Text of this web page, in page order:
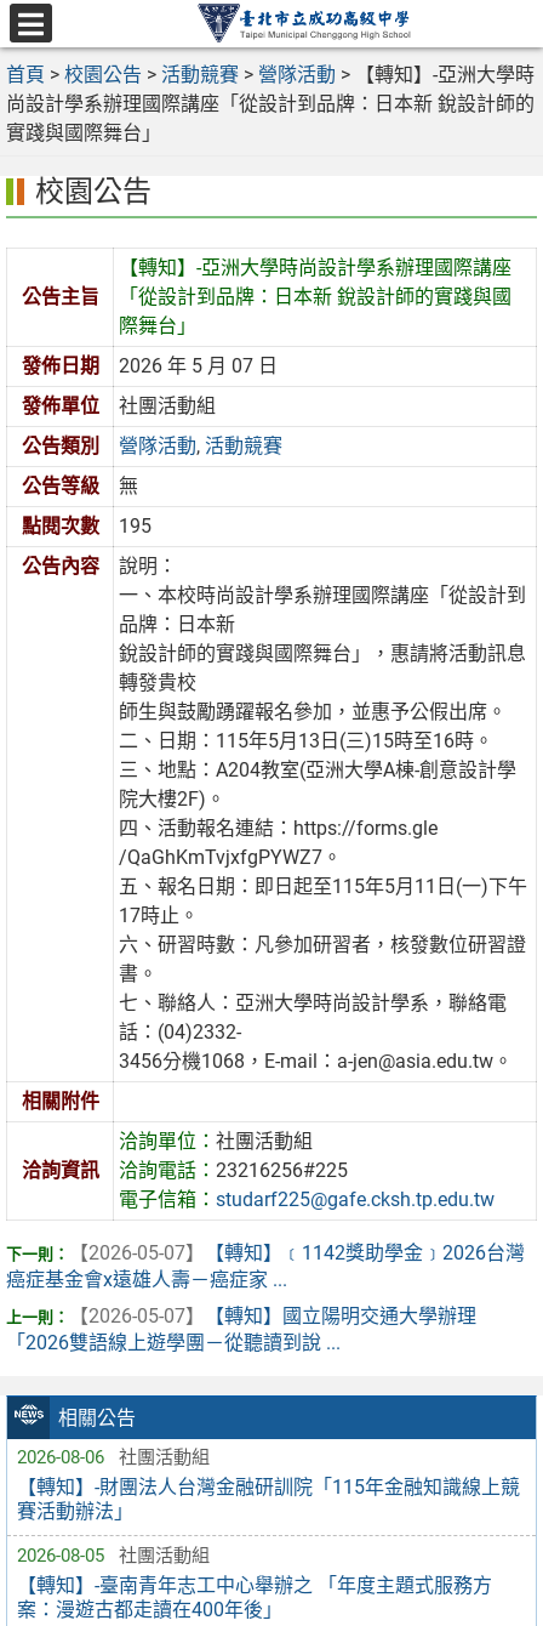
跳
至
主
要
內
選
單
首頁 > 校園公告 > 活動競賽 > 營隊活動 >
【轉知】-亞洲大學時
尚設計學系辦理國際講座「從設計到品牌：日本新 銳設計師的
實踐與國際舞台」
相關公告
2026-08-06 社團活動組
【轉知】-財團法人台灣金融研訓院「115年金融知識線上競
賽活動辦法」
2026-08-05 社團活動組
【轉知】-臺南青年志工中心舉辦之 「年度主題式服務方
案：漫遊古都走讀在400年後」
校園公告
公告主旨
【轉知】-亞洲大學時尚設計學系辦理國際講座
「從設計到品牌：日本新 銳設計師的實踐與國
際舞台」
發佈日期
2026 年 5 月 07 日
發佈單位
社團活動組
公告類別
營隊活動,活動競賽
公告等級
無
點閱次數
195
公告內容
說明：
一、本校時尚設計學系辦理國際講座「從設計到
品牌：日本新
銳設計師的實踐與國際舞台」，惠請將活動訊息
轉發貴校
師生與鼓勵踴躍報名參加，並惠予公假出席。
二、日期：115年5月13日(三)15時至16時。
三、地點：A204教室(亞洲大學A棟-創意設計學
院大樓2F)。
四、活動報名連結：https://forms.gle
/QaGhKmTvjxfgPYWZ7。
五、報名日期：即日起至115年5月11日(一)下午
17時止。
六、研習時數：凡參加研習者，核發數位研習證
書。
七、聯絡人：亞洲大學時尚設計學系，聯絡電
話：(04)2332-
3456分機1068，E-mail：a-jen@asia.edu.tw。
相關附件
洽詢資訊
洽詢單位：社團活動組
洽詢電話：23216256#225
電子信箱：studarf225@gafe.cksh.tp.edu.tw
【2026-05-07】
【轉知】﹝1142獎助學金﹞2026台灣
癌症基金會x遠雄人壽－癌症家 ...
【2026-05-07】
【轉知】國立陽明交通大學辦理
「2026雙語線上遊學團－從聽讀到說 ...